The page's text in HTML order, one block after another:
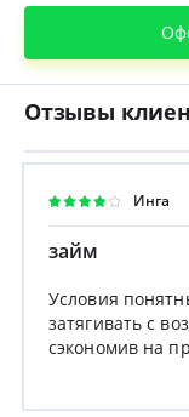
Отзывы
Инга
займ
Условия
затягивать с
сэкономив на